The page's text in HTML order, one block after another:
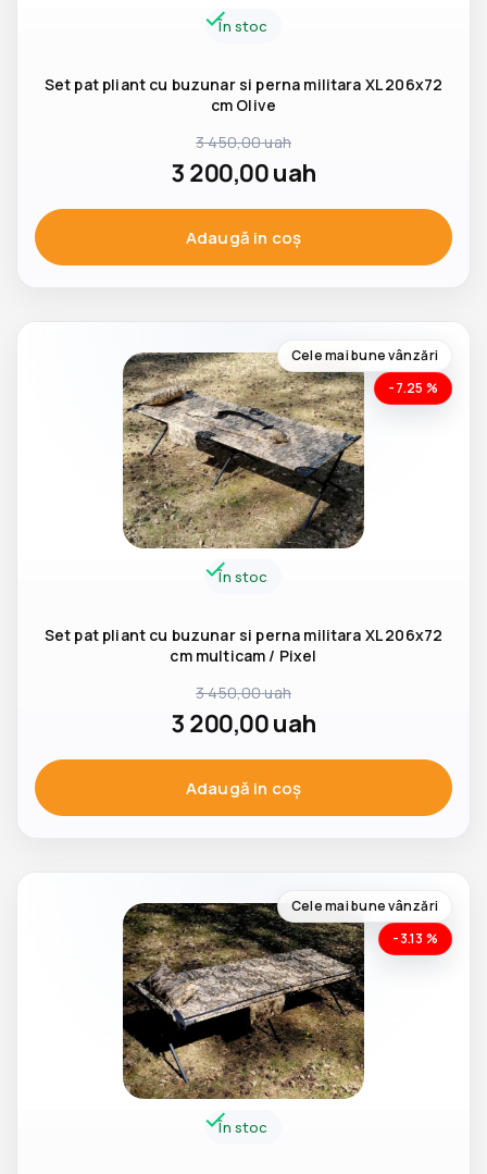
În stoc
Set pat pliant cu buzunar si perna militara XL 206x72
cm Olive
3 450,00uah
3 200,00uah
Adaugă in coş
Cele mai bune vânzări
-7.25 %
În stoc
Set pat pliant cu buzunar si perna militara XL 206x72
cm multicam / Pixel
3 450,00uah
3 200,00uah
Adaugă in coş
Cele mai bune vânzări
-3.13 %
În stoc